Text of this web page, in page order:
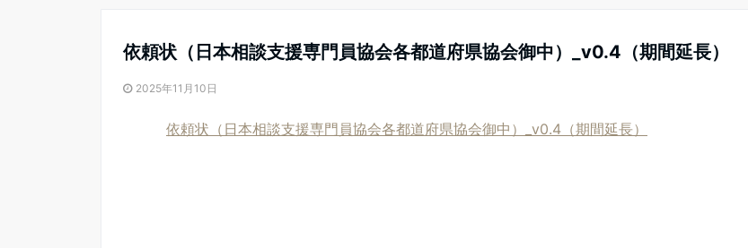
依頼状（日本相談支援専門員協会各都道府県協会御中）_v0.4（期間延長）
2025年11月10日
依頼状（日本相談支援専門員協会各都道府県協会御中）_v0.4（期間延長）